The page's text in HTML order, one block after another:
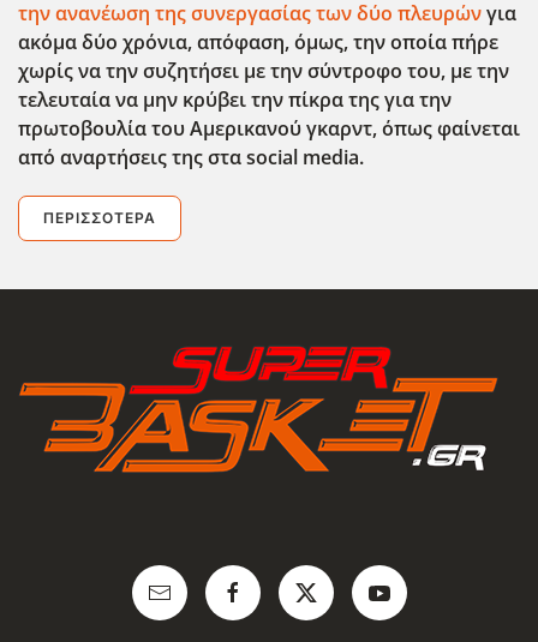
την ανανέωση της συνεργασίας των δύο πλευρώνγια
ακόμα δύο χρόνια, απόφαση, όμως, την οποία πήρε
χωρίς να την συζητήσει με την σύντροφο του, με την
τελευταία να μην κρύβει την πίκρα της για την
πρωτοβουλία του Αμερικανού γκαρντ, όπως φαίνεται
από αναρτήσεις της στα social media.
ΠΕΡΙΣΣΌΤΕΡΑ